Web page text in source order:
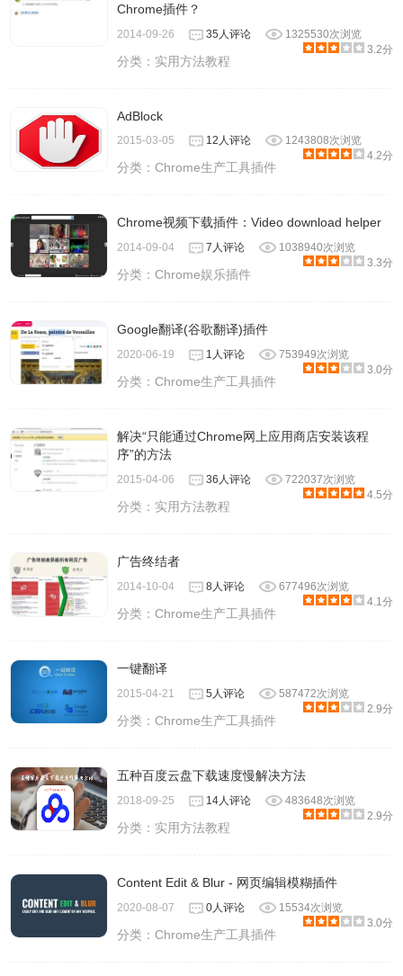
Chrome插件？
2014-09-26 35人评论
1325530次浏览
3.2分
分类： 实用方法教程
AdBlock
2015-03-05 12人评论
1243808次浏览
4.2分
分类：Chrome生产工具插件
Chrome视频下载插件：Video download helper
2014-09-04 7人评论
1038940次浏览
3.3分
分类：Chrome娱乐插件
Google翻译(谷歌翻译)插件
2020-06-19 1人评论
753949次浏览
3.0分
分类：Chrome生产工具插件
解决“只能通过Chrome网上应用商店安装该程
序”的方法
2015-04-06 36人评论
722037次浏览
4.5分
分类： 实用方法教程
广告终结者
2014-10-04 8人评论
677496次浏览
4.1分
分类：Chrome生产工具插件
一键翻译
2015-04-21 5人评论
587472次浏览
2.9分
分类：Chrome生产工具插件
五种百度云盘下载速度慢解决方法
2018-09-25 14人评论
483648次浏览
2.9分
分类： 实用方法教程
Content Edit & Blur - 网页编辑模糊插件
2020-08-07 0人评论
15534次浏览
3.0分
分类：Chrome生产工具插件